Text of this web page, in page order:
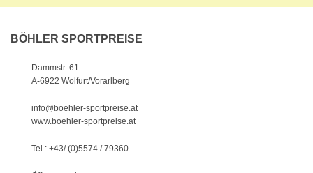
BÖHLER SPORTPREISE
Dammstr. 61
A-6922 Wolfurt/Vorarlberg
info@boehler-sportpreise.at
www.boehler-sportpreise.at
Tel.: +43/ (0)5574 / 79360